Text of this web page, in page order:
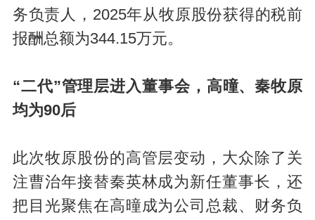
务负责人，2025年从牧原股份获得的税前
报酬总额为344.15万元。
“二代”管理层进入董事会 ， 高曈、秦牧原
均为90后
此次牧原股份的高管层变动，大众除了关
注曹治年接替秦英林成为新任董事长，还
把目光聚焦在高曈成为公司总裁、财务负